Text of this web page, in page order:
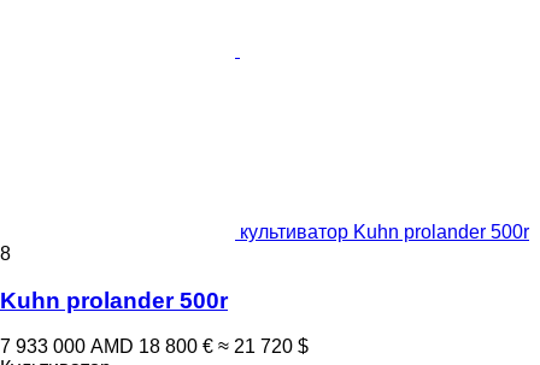
культиватор Kuhn prolander 500r
8
Kuhn prolander 500r
7 933 000 AMD 18 800 € ≈ 21 720 $